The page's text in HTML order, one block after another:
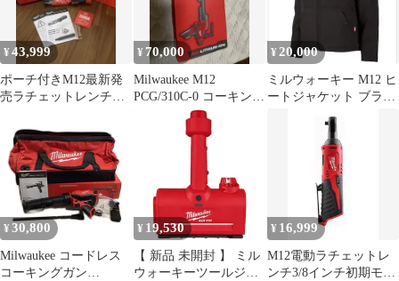
¥43,999
ポーチ付きM12最新発
売ラチェットレンチ
ーキー
¥ 70,000
Milwaukee M12
PCG/310C-0 コーキング
¥ 20,000
ミルウォーキー M12 ヒ
ートジャケット ブラッ
ク M12 HPJBL2
¥ 30,800
Milwaukee コードレス
コーキングガン
¥ 19,530
【 新品 未開封 】 ミル
ウォーキーツールジャ
¥ 16,999
M12電動ラチェットレ
ンチ3/8インチ初期モデ